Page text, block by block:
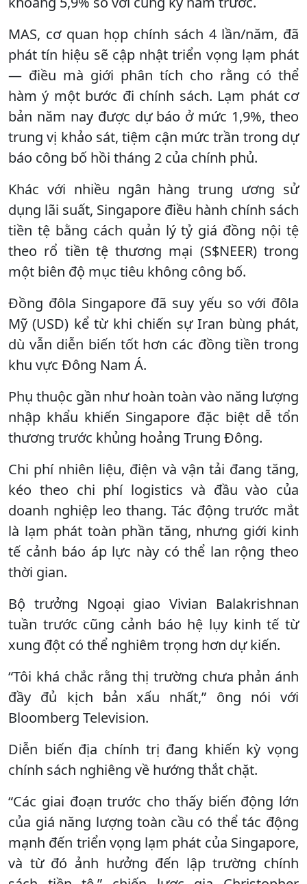
MAS, cơ quan họp chính sách 4 lần/năm, đã
phát tín hiệu sẽ cập nhật triển vọng lạm phát
— điều mà giới phân tích cho rằng có thể
hàm ý một bước đi chính sách. Lạm phát cơ
bản năm nay được dự báo ở mức 1,9%, theo
trung vị khảo sát, tiệm cận mức trần trong dự
báo công bố hồi tháng 2 của chính phủ.
Khác với nhiều ngân hàng trung ương sử
dụng lãi suất, Singapore điều hành chính sách
tiền tệ bằng cách quản lý tỷ giá đồng nội tệ
theo rổ tiền tệ thương mại (S$NEER) trong
một biên độ mục tiêu không công bố.
Đồng đôla Singapore đã suy yếu so với đôla
Mỹ (USD) kể từ khi chiến sự Iran bùng phát,
dù vẫn diễn biến tốt hơn các đồng tiền trong
khu vực Đông Nam Á.
Phụ thuộc gần như hoàn toàn vào năng lượng
nhập khẩu khiến Singapore đặc biệt dễ tổn
thương trước khủng hoảng Trung Đông.
Chi phí nhiên liệu, điện và vận tải đang tăng,
kéo theo chi phí logistics và đầu vào của
doanh nghiệp leo thang. Tác động trước mắt
là lạm phát toàn phần tăng, nhưng giới kinh
tế cảnh báo áp lực này có thể lan rộng theo
thời gian.
Bộ trưởng Ngoại giao Vivian Balakrishnan
tuần trước cũng cảnh báo hệ lụy kinh tế từ
xung đột có thể nghiêm trọng hơn dự kiến.
“Tôi khá chắc rằng thị trường chưa phản ánh
đầy đủ kịch bản xấu nhất,” ông nói với
Bloomberg Television.
Diễn biến địa chính trị đang khiến kỳ vọng
chính sách nghiêng về hướng thắt chặt.
“Các giai đoạn trước cho thấy biến động lớn
của giá năng lượng toàn cầu có thể tác động
mạnh đến triển vọng lạm phát của Singapore,
và từ đó ảnh hưởng đến lập trường chính